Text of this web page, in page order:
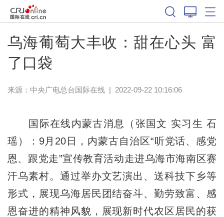
乌海葡萄大丰收：甜在心头 富
了口袋
来源：中央广电总台国际在线| 2022-09-22 10:16:06
国际在线内蒙古消息（张国文 实习生 石
瑶）：9月20日，内蒙古自治区“听党话、感党
恩、跟党走”宣传教育活动走进乌海市海南区赛
汗乌素村。通过举办文艺演出、送科技下乡等
形式，展现乌海居民团结奋斗、勤劳致富、感
恩奋进的精神风貌，展现新时代农区居民的获